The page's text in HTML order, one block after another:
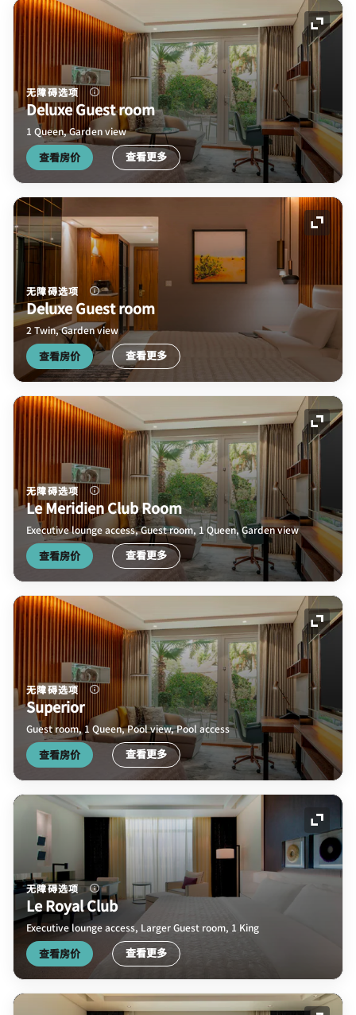
展开
无障碍选项
Deluxe Guest room
1 Queen, Garden view
查看房价 查看更多
展开
无障碍选项
Deluxe Guest room
2 Twin, Garden view
查看房价 查看更多
展开
无障碍选项
Le Meridien Club Room
Executive lounge access, Guest room, 1 Queen, Garden view
查看房价 查看更多
展开
无障碍选项
Superior
Guest room, 1 Queen, Pool view, Pool access
查看房价 查看更多
展开
无障碍选项
Le Royal Club
Executive lounge access, Larger Guest room, 1 King
查看房价 查看更多